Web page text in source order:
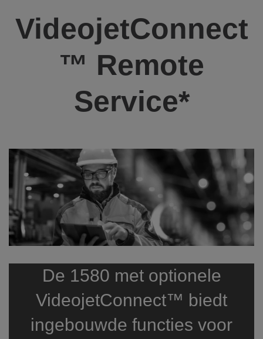
VideojetConnect
™ Remote
Service*
De 1580 met optionele
VideojetConnect™ biedt
ingebouwde functies voor